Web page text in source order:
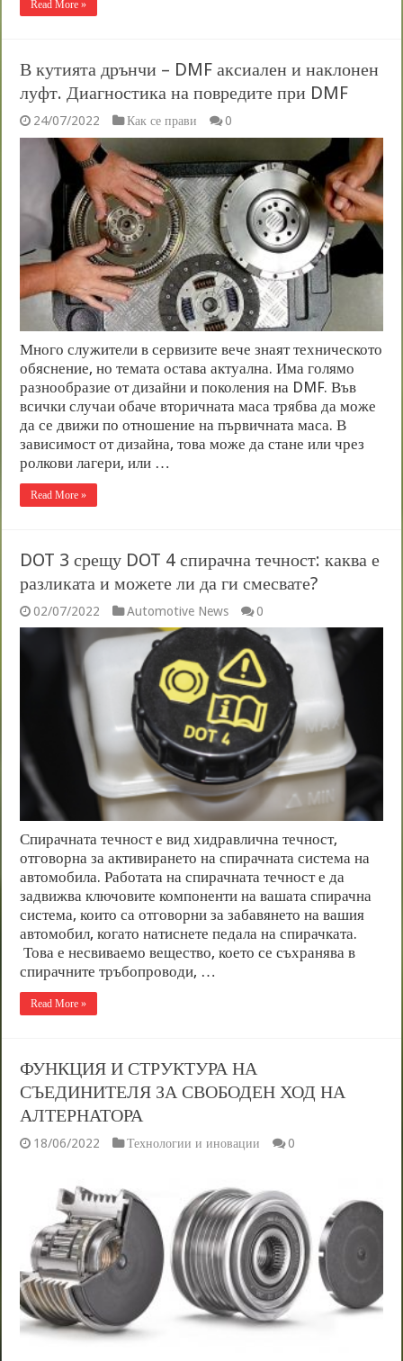
Read More »
В кутията дрънчи – DMF аксиален и наклонен
луфт. Диагностика на повредите при DMF
24/07/2022 Как се прави 0
Много служители в сервизите вече знаят техническото
обяснение, но темата остава актуална. Има голямо
разнообразие от дизайни и поколения на DMF. Във
всички случаи обаче вторичната маса трябва да може
да се движи по отношение на първичната маса. В
зависимост от дизайна, това може да стане или чрез
ролкови лагери, или …
Read More »
DOT 3 срещу DOT 4 спирачна течност: каква е
разликата и можете ли да ги смесвате?
02/07/2022 Automotive News 0
Спирачната течност е вид хидравлична течност,
отговорна за активирането на спирачната система на
автомобила. Работата на спирачната течност е да
задвижва ключовите компоненти на вашата спирачна
система, които са отговорни за забавянето на вашия
автомобил, когато натиснете педала на спирачката.
Това е несвиваемо вещество, което се съхранява в
спирачните тръбопроводи, …
Read More »
ФУНКЦИЯ И СТРУКТУРА НА
СЪЕДИНИТЕЛЯ ЗА СВОБОДЕН ХОД НА
АЛТЕРНАТОРА
18/06/2022 Технологии и иновации 0